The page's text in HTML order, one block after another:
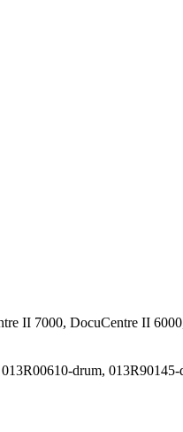
II 7000, DocuCentre II
drum,